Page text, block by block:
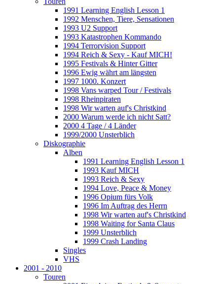
1991 Learning English Lesson 1
1992 Menschen, Tiere, Sensationen
1993 U2 Support
1993 Katastrophen Kommando
1994 Terrorvision Support
1994 Reich & Sexy - Kauf MICH!
1995 Festivals & Hinter Gitter
1996 Ewig währt am längsten
1997 1000. Konzert
1998 Vans warped Tour / Festivals
1998 Rheinpiraten
1998 Wir warten auf's Christkind
2000 Warum werde ich nicht Satt?
2000 4 Tage / 4 Länder
1999/2000 Unsterblich
Diskographie
Alben
1991 Learning English Lesson 1
1993 Kauf MICH
1993 Reich & Sexy
1994 Love, Peace & Money
1996 Opium fürs Volk
1996 Im Auftrag des Herrn
1998 Wir warten auf's Christkind
1998 Waiting for Santa Claus
1999 Unsterblich
1999 Crash Landing
Singles
VHS
2001 - 2010
Touren